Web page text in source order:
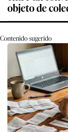
objeto de
Contenido sugerido